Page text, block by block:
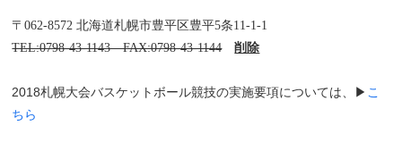
〒062-8572 北海道札幌市豊平区豊平5条11-1-1
TEL:0798-43-1143 FAX:0798-43-1144
削除
2018札幌大会バスケットボール競技の実施要項については、▶ こ
ちら